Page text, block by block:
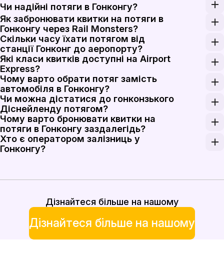
Чи надійні потяги в Гонконгу?
Потяги MTR у Гонконгу курсують із дуже високою
Як забронювати квитки на потяги в
Гонконгу через Rail Monsters?
Вкажіть маршрут у Гонконгу, дату поїздки та
Скільки часу їхати потягом від
станції Гонконг до аеропорту?
Поїздка на MTR Airport Express триває близько 24
Які класи квитків доступні на Airport
Express?
MTR Airport Express пропонує один основний клас
Чому варто обрати потяг замість
автомобіля в Гонконгу?
Потяги MTR дозволяють уникнути
Чи можна дістатися до гонконзького
Діснейленду потягом?
Так. До залізничної станції Hong Kong Disneyland
Чому варто бронювати квитки на
потяги в Гонконгу заздалегідь?
Попереднє бронювання допомагає, коли трансфер
Хто є оператором залізниць у
Гонконгу?
Дізнайтеся більше на нашому
Дізнайтеся більше на нашому